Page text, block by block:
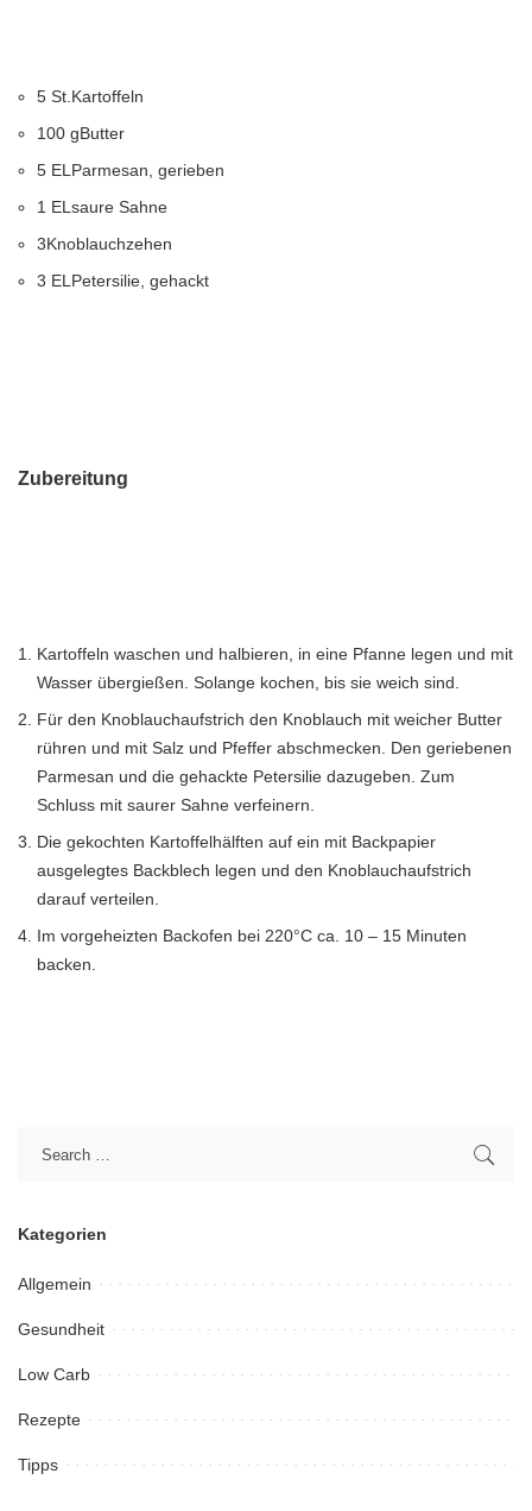
5 St.Kartoffeln
100 gButter
5 ELParmesan, gerieben
1 ELsaure Sahne
3Knoblauchzehen
3 ELPetersilie, gehackt
Zubereitung
Kartoffeln waschen und halbieren, in eine Pfanne legen und mit
Wasser übergießen. Solange kochen, bis sie weich sind.
Für den Knoblauchaufstrich den Knoblauch mit weicher Butter
rühren und mit Salz und Pfeffer abschmecken. Den geriebenen
Parmesan und die gehackte Petersilie dazugeben. Zum
Schluss mit saurer Sahne verfeinern.
Die gekochten Kartoffelhälften auf ein mit Backpapier
ausgelegtes Backblech legen und den Knoblauchaufstrich
darauf verteilen.
Im vorgeheizten Backofen bei 220°C ca. 10 – 15 Minuten
backen.
Kategorien
Allgemein
Gesundheit
Low Carb
Rezepte
Tipps